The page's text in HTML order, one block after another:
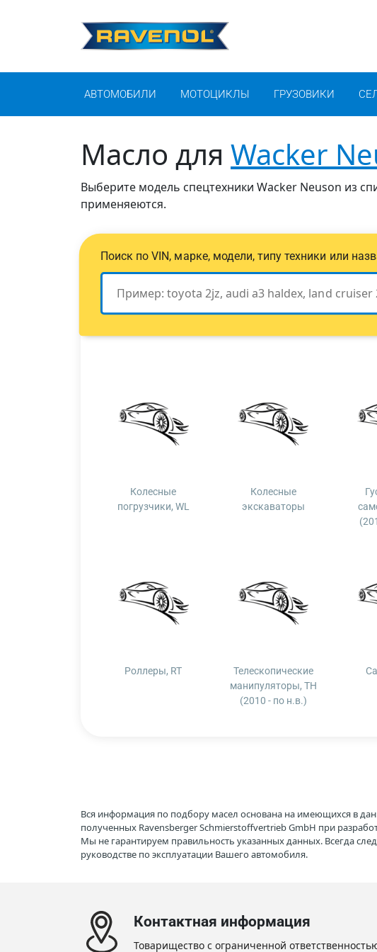
АВТОМОБИЛИ МОТОЦИКЛЫ ГРУЗОВИКИ
Масло для Wacker
Выберите модель спецтехники Wacker Neuson из
применяеются.
Поиск по VIN, марке, модели, типу техники или
Колесные
погрузчики, WL
Колесные
экскаваторы
Роллеры, RT
Телескопические
манипуляторы, TH
(2010 - по н.в.)
Вся информация по подбору масел основана на имеющихся в
полученных Ravensberger Schmierstoffvertrieb GmbH при
Мы не гарантируем правильность указанных данных. Всегда
руководстве по эксплуатации Вашего автомобиля.
Контактная информация
Товарищество с ограниченной